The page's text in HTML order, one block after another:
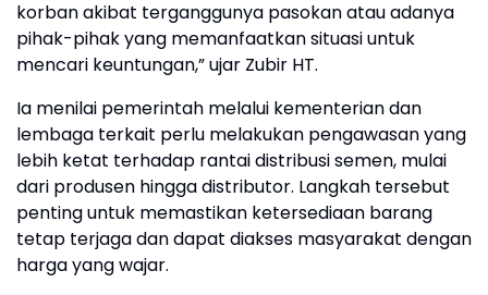
korban akibat terganggunya pasokan atau adanya
pihak-pihak yang memanfaatkan situasi untuk
mencari keuntungan,” ujar Zubir HT.
Ia menilai pemerintah melalui kementerian dan
lembaga terkait perlu melakukan pengawasan yang
lebih ketat terhadap rantai distribusi semen, mulai
dari produsen hingga distributor. Langkah tersebut
penting untuk memastikan ketersediaan barang
tetap terjaga dan dapat diakses masyarakat dengan
harga yang wajar.